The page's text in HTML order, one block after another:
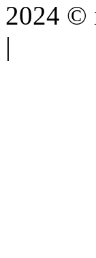
2024 ©
|